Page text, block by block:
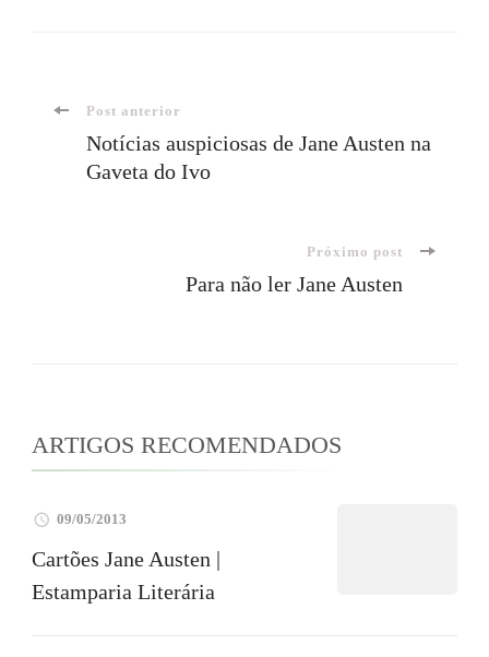
Navegação
Post anterior
Notícias auspiciosas de Jane Austen na
Gaveta do Ivo
Próximo post
Para não ler Jane Austen
ARTIGOS RECOMENDADOS
09/05/2013
Cartões Jane Austen |
Estamparia Literária